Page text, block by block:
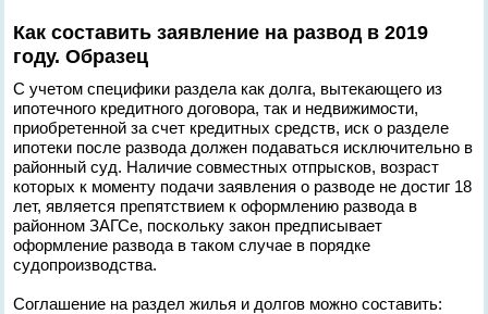
Как составить заявление на развод в 2019
году. Образец
С учетом специфики раздела как долга, вытекающего из
ипотечного кредитного договора, так и недвижимости,
приобретенной за счет кредитных средств, иск о разделе
ипотеки после развода должен подаваться исключительно в
районный суд. Наличие совместных отпрысков, возраст
которых к моменту подачи заявления о разводе не достиг 18
лет, является препятствием к оформлению развода в
районном ЗАГСе, поскольку закон предписывает
оформление развода в таком случае в порядке
судопроизводства.
Соглашение на раздел жилья и долгов можно составить: